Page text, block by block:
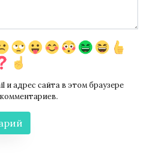
и адрес сайта в этом браузере